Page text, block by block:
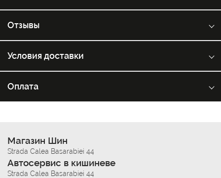
Отзывы
Условия доставки
Оплата
Магазин Шин
Strada Calea Basarabiei 44
Автосервис в кишиневе
Strada Calea Basarabiei 44